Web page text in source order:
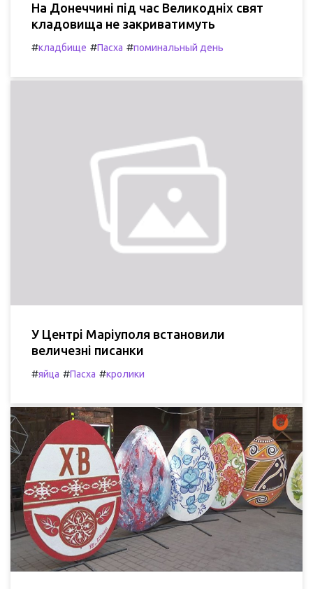
На Донеччині під час Великодніх свят
кладовища не закриватимуть
#кладбище #Пасха #поминальный день
У Центрі Маріуполя встановили
величезні писанки
#яйца #Пасха #кролики